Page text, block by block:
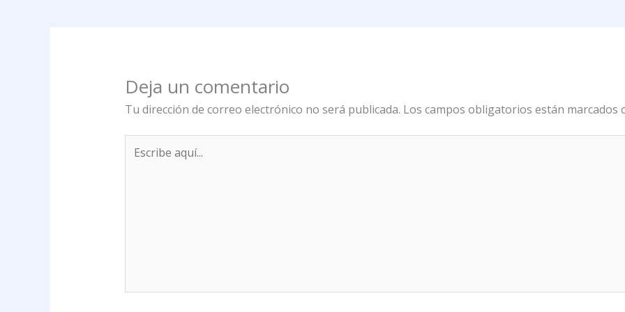
Deja un comentario
Tu dirección de correo electrónico no será publicada. Los campos obligatorios están marcados
aquí...